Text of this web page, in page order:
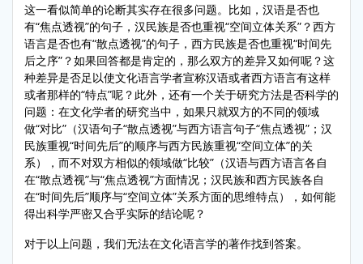
这一看似简单的论断其实存在很多问题。比如，汉语是否也
有“焦点透视”的句子，汉民族是否也重视“空间立体关系”？西方
语言是否也有“散点透视”的句子，西方民族是否也重视“时间先
后之序”？如果回答都是肯定的，那么双方的差异又如何呢？这
种差异是否足以使文化语言学者宣称汉语或者西方语言有这样
或者那样的“特点”呢？此外，还有一个关于研究方法是否科学的
问题：在文化学者的研究当中，如果只就双方的不同的领域
做“对比”（汉语句子“散点透视”与西方语言句子“焦点透视”；汉
民族重视“时间先后”的顺序与西方民族重视“空间立体”的关
系），而不对双方相似的领域做“比较”（汉语与西方语言各自
在“散点透视”与“焦点透视”方面情况；汉民族和西方民族各自
在“时间先后”顺序与“空间立体”关系方面的思维特点），如何能
得出科学严密又合乎实际的结论呢？
对于以上问题，我们无法在文化语言学的著作找到答案。